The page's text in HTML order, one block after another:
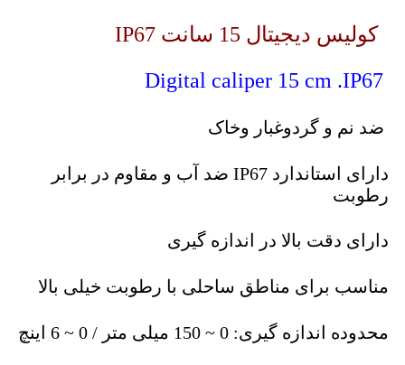
کولیس دیجیتال 15 سانت IP67
ضد نم و گردوغبار وخاک
دارای استاندارد IP67 ضد آب و مقاوم در برابر
رطوبت
دارای دقت بالا در اندازه گیری
مناسب برای مناطق ساحلی با رطوبت خیلی بالا
محدوده اندازه گیری: 0 ~ 150 میلی متر / 0 ~ 6 اینچ